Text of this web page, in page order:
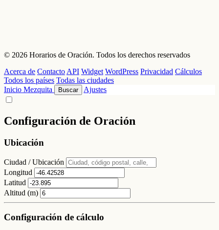
© 2026 Horarios de Oración. Todos los derechos reservados
Acerca de Contacto API Widget WordPress Privacidad Cálculos
Todos los países Todas las ciudades
Inicio Mezquita Buscar Ajustes
Configuración de Oración
Ubicación
Ciudad / Ubicación
Longitud
Latitud
Altitud (m)
Configuración de cálculo